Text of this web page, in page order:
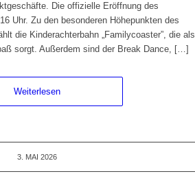
Die offizielle Eröffnung des
Uhr. Zu den besonderen Höhepunkten des
die Kinderachterbahn „Familycoaster”, die als
sorgt. Außerdem sind der Break Dance, […]
Weiterlesen
3. MAI 2026